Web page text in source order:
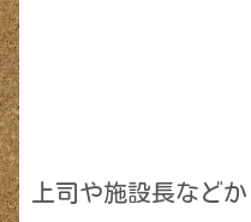
上司や施設長など